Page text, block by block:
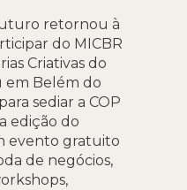
retornou à
do MICBR
Criativas do
em Belém do
sediar a COP
edição do
evento gratuito
de negócios,